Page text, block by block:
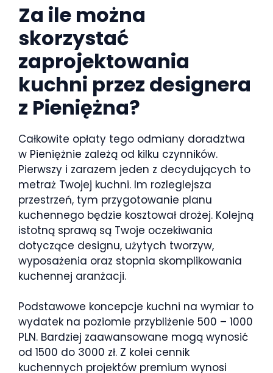
Za ile można
skorzystać
zaprojektowania
kuchni przez designera
z Pieniężna?
Całkowite opłaty tego odmiany doradztwa
w Pieniężnie zależą od kilku czynników.
Pierwszy i zarazem jeden z decydujących to
metraż Twojej kuchni. Im rozleglejsza
przestrzeń, tym przygotowanie planu
kuchennego będzie kosztował drożej. Kolejną
istotną sprawą są Twoje oczekiwania
dotyczące designu, użytych tworzyw,
wyposażenia oraz stopnia skomplikowania
kuchennej aranżacji.
Podstawowe koncepcje kuchni na wymiar to
wydatek na poziomie przybliżenie 500 – 1000
PLN. Bardziej zaawansowane mogą wynosić
od 1500 do 3000 zł. Z kolei cennik
kuchennych projektów premium wynosi